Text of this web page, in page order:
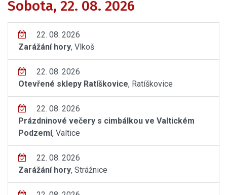
Sobota, 22. 08. 2026
22. 08. 2026
Zarážání hory, Vlkoš
22. 08. 2026
Otevřené sklepy Ratíškovice, Ratíškovice
22. 08. 2026
Prázdninové večery s cimbálkou ve Valtickém
Podzemí, Valtice
22. 08. 2026
Zarážání hory, Strážnice